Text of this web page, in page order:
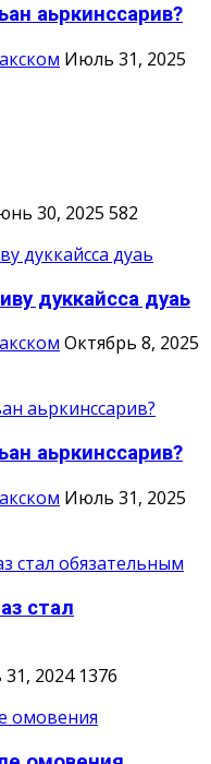
аьркинссарив?
Июль 31, 2025
30, 2025 582
дуккайсса дуаь
Октябрь 8, 2025
аьркинссарив?
Июль 31, 2025
стал
2024 1376